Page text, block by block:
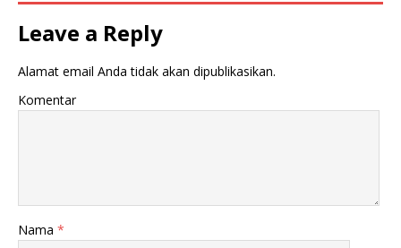
Leave a Reply
Alamat email Anda tidak akan dipublikasikan.
Komentar
Nama *